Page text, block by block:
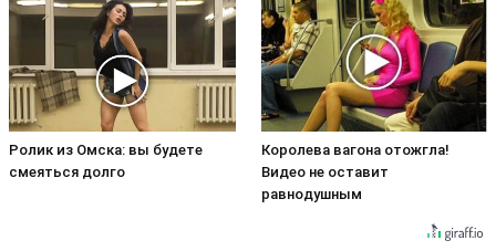
Ролик из Омска: вы будете
смеяться долго
Королева вагона отожгла!
Видео не оставит
равнодушным